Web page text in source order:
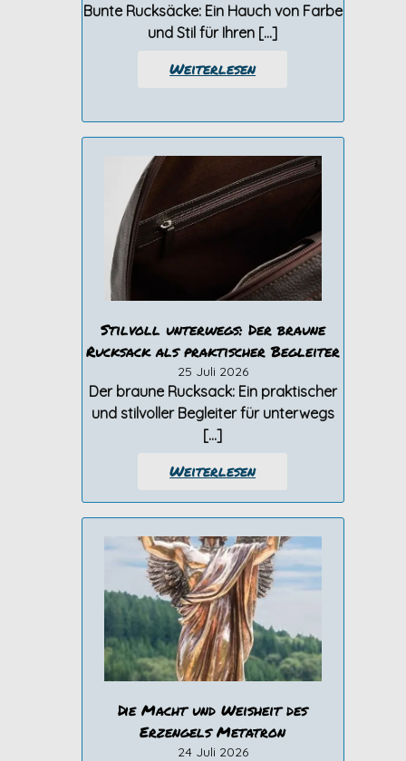
Bunte Rucksäcke: Ein Hauch von Farbe
und Stil für Ihren […]
Weiterlesen
Stilvoll unterwegs: Der braune
Rucksack als praktischer Begleiter
25 Juli 2026
Der braune Rucksack: Ein praktischer
und stilvoller Begleiter für unterwegs
[…]
Weiterlesen
Die Macht und Weisheit des
Erzengels Metatron
24 Juli 2026